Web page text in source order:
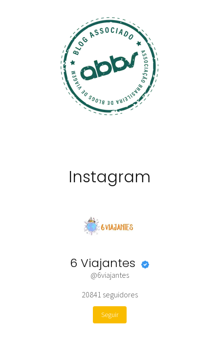
Instagram
6 Viajantes
@6viajantes
20841 seguidores
Seguir